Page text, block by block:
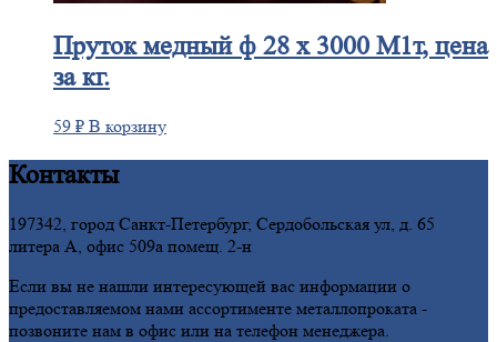
Прутокмедный ф 28 х 3000 М1т, цена
за кг.
59 ₽ В корзину
Контакты
197342, город Санкт-Петербург, Сердобольская ул, д. 65
литера А, офис 509а помещ. 2-н
Если вы не нашли интересующей вас информации о
предоставляемом нами ассортименте металлопроката -
позвоните нам в офис или на телефон менеджера.